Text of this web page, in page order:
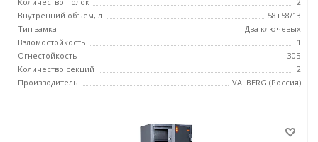
Внутренний объем, л
58+58/13
Тип замка
Два ключевых
Взломостойкость
1
Огнестойкость
30Б
Количество секций
2
Производитель
VALBERG (Россия)